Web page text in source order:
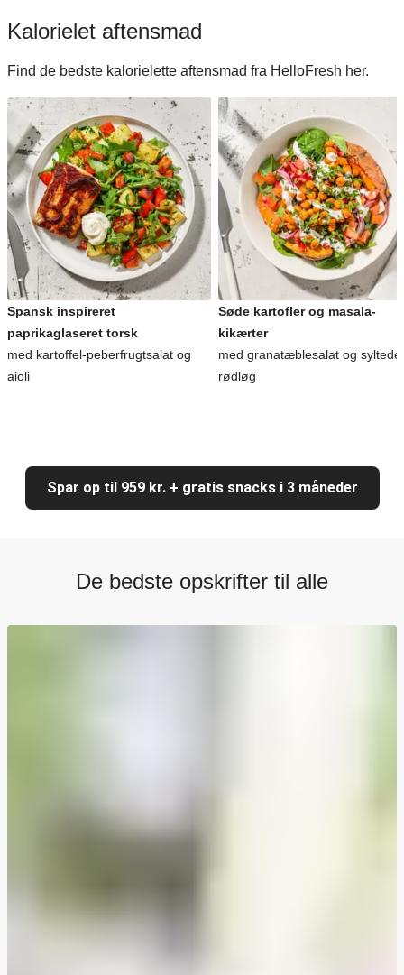
Kalorielet aftensmad
Find de bedste kalorielette aftensmad fra HelloFresh her.
Spansk inspireret
paprikaglaseret torsk
med kartoffel-peberfrugtsalat og
aioli
Søde kartofler og masala-
kikærter
med granatæblesalat og syltede
rødløg
Spar op til 959 kr. + gratis snacks i 3 måneder
De bedste opskrifter til alle